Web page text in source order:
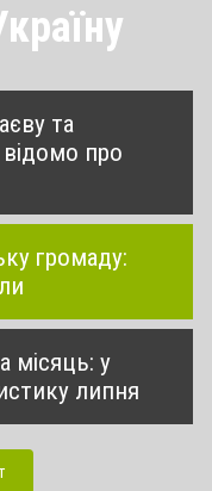
та
про
громаду:
місяць: у
липня